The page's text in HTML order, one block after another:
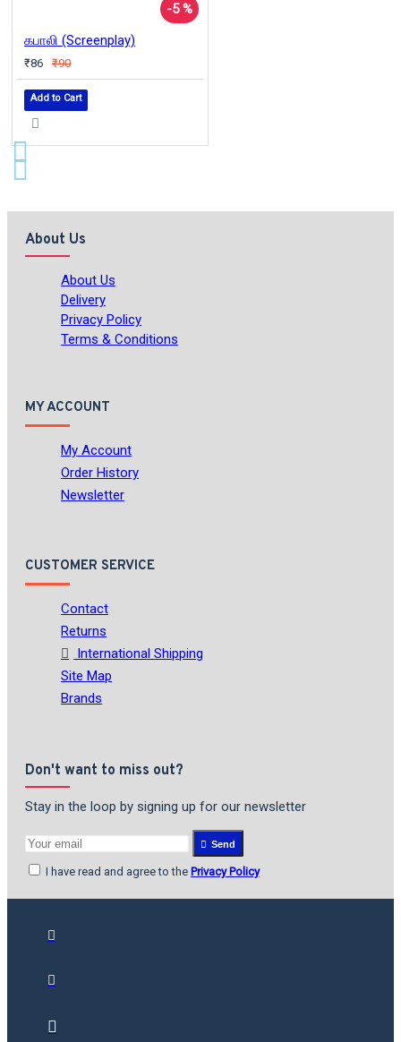
-5 %
கபாலி (Screenplay)
₹86 ₹90
Add to Cart
About Us
About Us
Delivery
Privacy Policy
Terms & Conditions
MY ACCOUNT
My Account
Order History
Newsletter
CUSTOMER SERVICE
Contact
Returns
International Shipping
Site Map
Brands
Don't want to miss out?
Stay in the loop by signing up for our newsletter
Send
I have read and agree to the Privacy Policy